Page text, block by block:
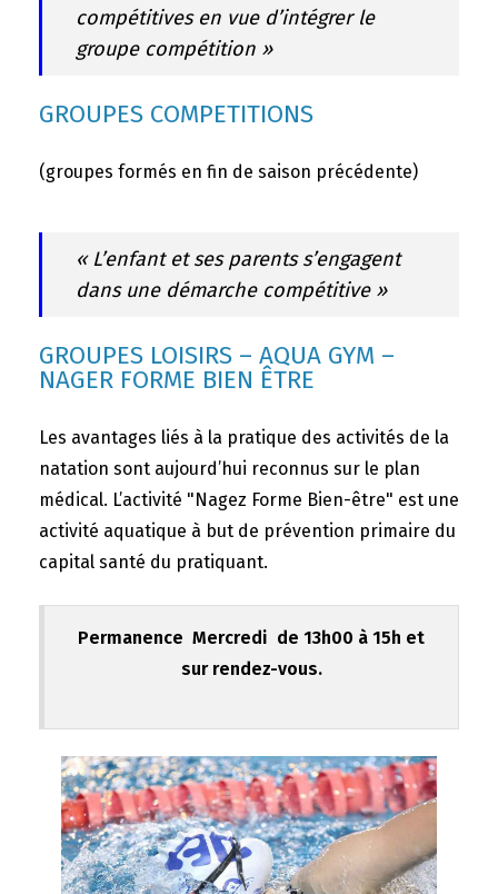
compétitives en vue d’intégrer le
groupe compétition »
GROUPES COMPETITIONS
(groupes formés en fin de saison précédente)
« L’enfant et ses parents s’engagent
dans une démarche compétitive »
GROUPES LOISIRS – AQUA GYM –
NAGER FORME BIEN ÊTRE
Les avantages liés à la pratique des activités de la
natation sont aujourd’hui reconnus sur le plan
médical. L’activité "Nagez Forme Bien-être" est une
activité aquatique à but de prévention primaire du
capital santé du pratiquant.
Permanence Mercredi de 13h00 à 15h et
sur rendez-vous.